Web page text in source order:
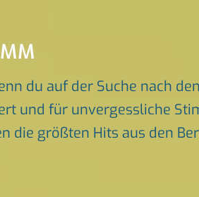
du auf der Suche nach
und für unvergessliche
die größten Hits aus den